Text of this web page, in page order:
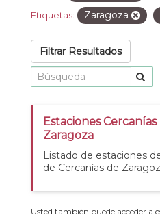
Etiquetas: Zaragoza
Filtrar Resultados
Estaciones Cercanías
Zaragoza
Listado de estaciones
de Cercanías de
Usted también puede acceder a